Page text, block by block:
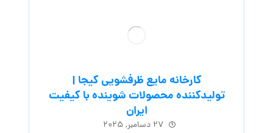
کارخانه مایع ظرفشویی کیجا |
تولیدکننده محصولات شوینده با کیفیت
ایران
۲۷ دسامبر, ۲۰۲۵